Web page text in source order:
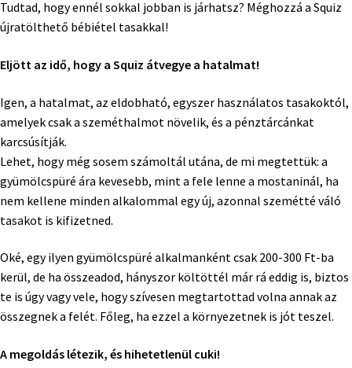
Tudtad, hogy ennél sokkal jobban is járhatsz? Méghozzá a Squiz
újratölthető bébiétel tasakkal!
Eljött az idő, hogy a Squiz átvegye a hatalmat!
Igen, a hatalmat, az eldobható, egyszer használatos tasakoktól,
amelyek csak a szeméthalmot növelik, és a pénztárcánkat
karcsúsítják.
Lehet, hogy még sosem számoltál utána, de mi megtettük: a
gyümölcspüré ára kevesebb, mint a fele lenne a mostaninál, ha
nem kellene minden alkalommal egy új, azonnal szemétté váló
tasakot is kifizetned.
Oké, egy ilyen gyümölcspüré alkalmanként csak 200-300 Ft-ba
kerül, de ha összeadod, hányszor költöttél már rá eddig is, biztos
te is úgy vagy vele, hogy szívesen megtartottad volna annak az
összegnek a felét. Főleg, ha ezzel a környezetnek is jót teszel.
A megoldás létezik, és hihetetlenül cuki!